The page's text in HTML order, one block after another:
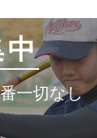
中
一切なし